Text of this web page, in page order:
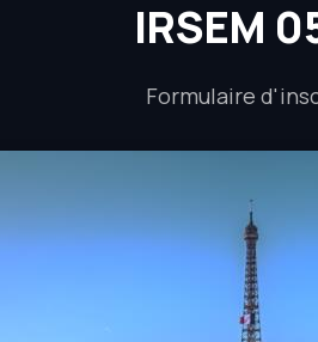
IRSEM
Formulaire